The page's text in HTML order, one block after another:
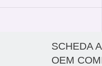
SCHEDA
OEM